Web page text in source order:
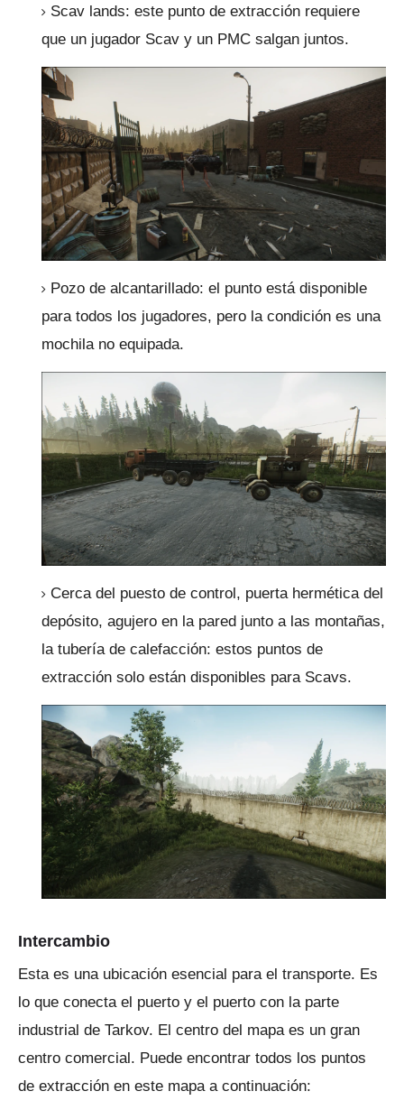
Scav lands: este punto de extracción requiere
que un jugador Scav y un PMC salgan juntos.
Pozo de alcantarillado: el punto está disponible
para todos los jugadores, pero la condición es una
mochila no equipada.
Cerca del puesto de control, puerta hermética del
depósito, agujero en la pared junto a las montañas,
la tubería de calefacción: estos puntos de
extracción solo están disponibles para Scavs.
Intercambio
Esta es una ubicación esencial para el transporte. Es
lo que conecta el puerto y el puerto con la parte
industrial de Tarkov. El centro del mapa es un gran
centro comercial. Puede encontrar todos los puntos
de extracción en este mapa a continuación: